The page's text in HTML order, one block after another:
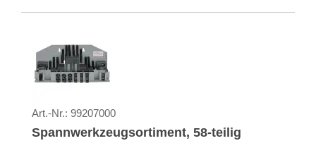
Art.-Nr.: 99207000
Spannwerkzeugsortiment, 58-teilig